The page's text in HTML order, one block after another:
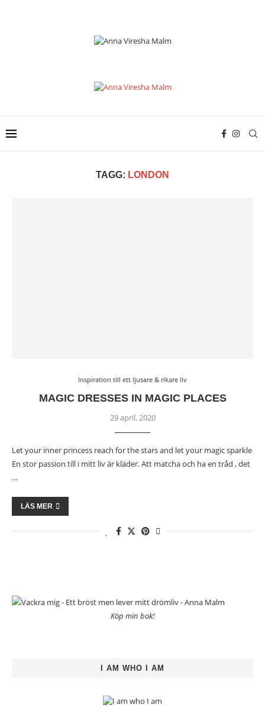
TAGG: LONDON
Inspiration till ett ljusare & rikare liv
MAGIC DRESSES IN MAGIC PLACES
29 april, 2020
Let your inner princess reach for the stars and let your magic sparkle
En stor passion till i mitt liv är kläder. Att matcha och ha en tråd , det
…
LÄS MER
Köp min bok!
I AM WHO I AM